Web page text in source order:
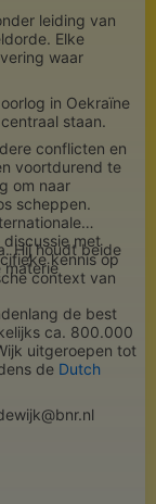
leiding van
Elke
waar
in Oekraïne
staan.
conflicten en
voortdurend te
om naar
scheppen.
met
kennis op
context van
Hij houdt beide
materie
de best
ca. 800.000
uitgeroepen tot
de Dutch